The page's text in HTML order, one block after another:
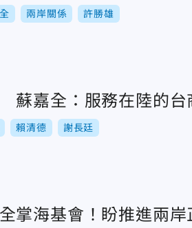
兩岸關係 許勝雄
蘇嘉全：服務在陸的台
賴清德 謝長廷
掌海基會！盼推進兩岸